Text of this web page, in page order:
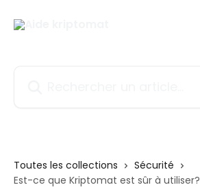
Toutes les collections
Sécurité
Est-ce que Kriptomat est sûr à utiliser?